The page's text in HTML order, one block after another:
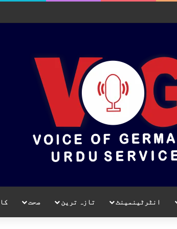
انٹرٹینمینٹ تازہ ترین صحت